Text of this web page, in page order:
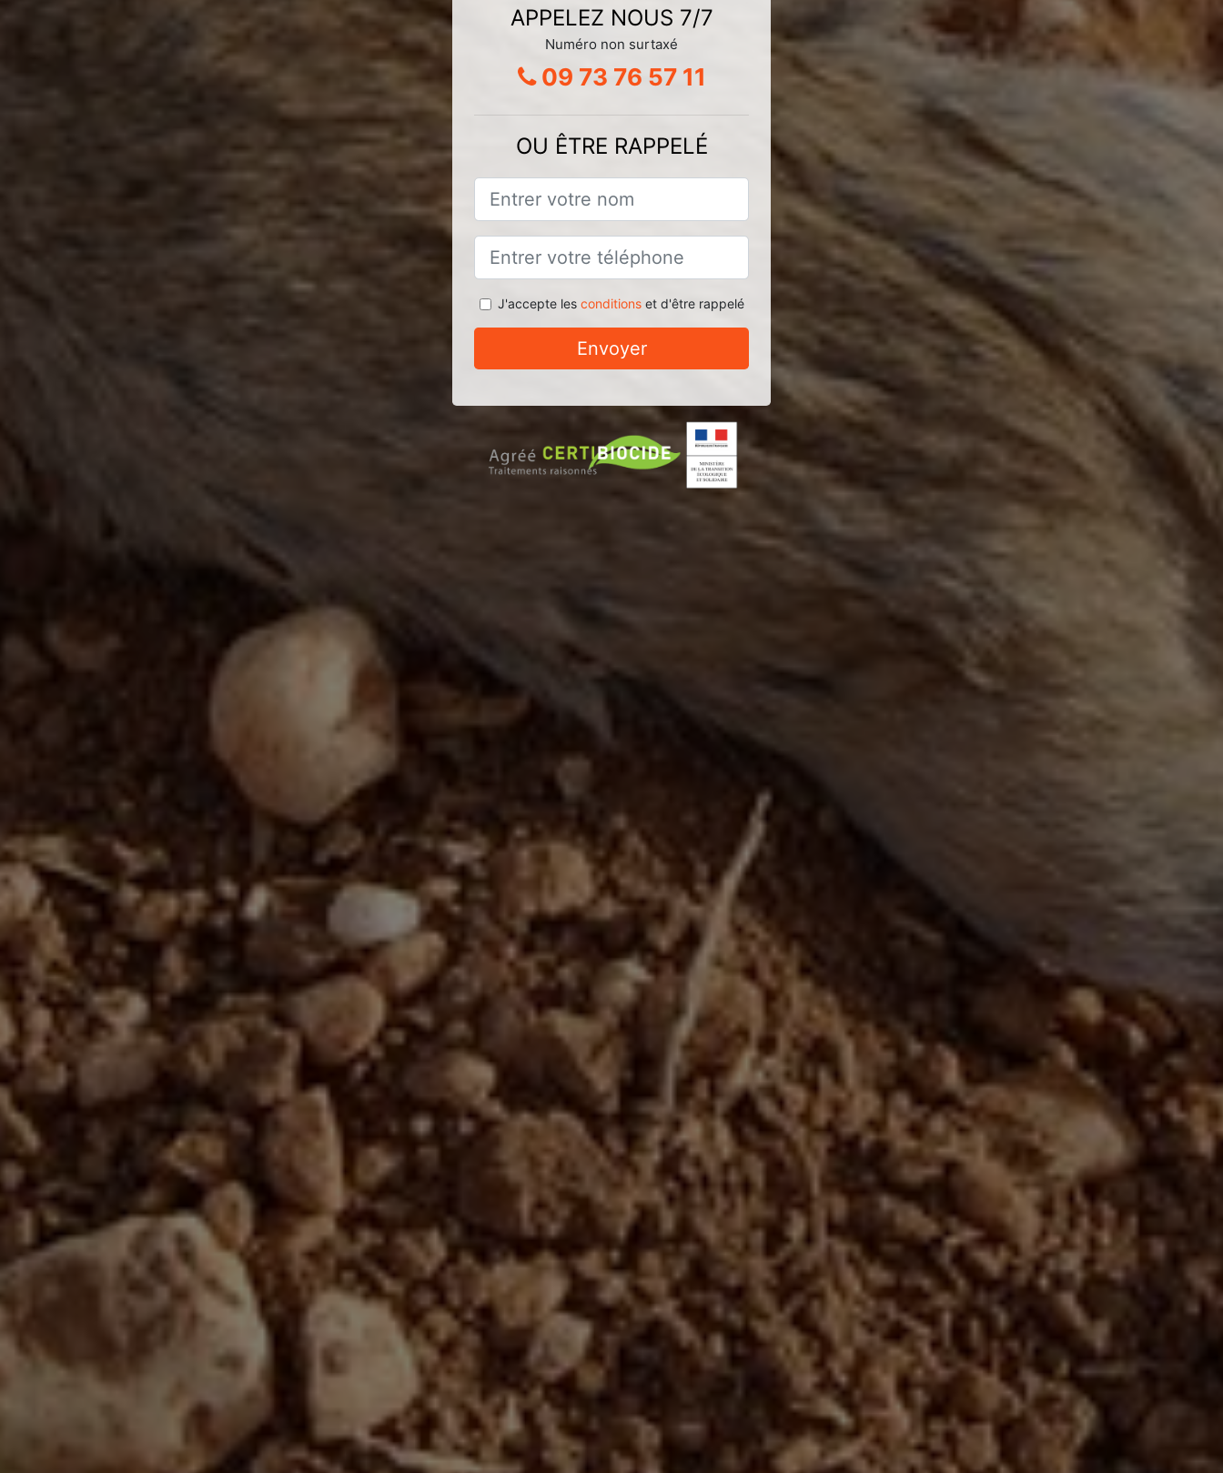
APPELEZ NOUS 7/7
Numéro non surtaxé
09 73 76 57 11
OU ÊTRE RAPPELÉ
J'accepte les conditionset d'être rappelé
Envoyer